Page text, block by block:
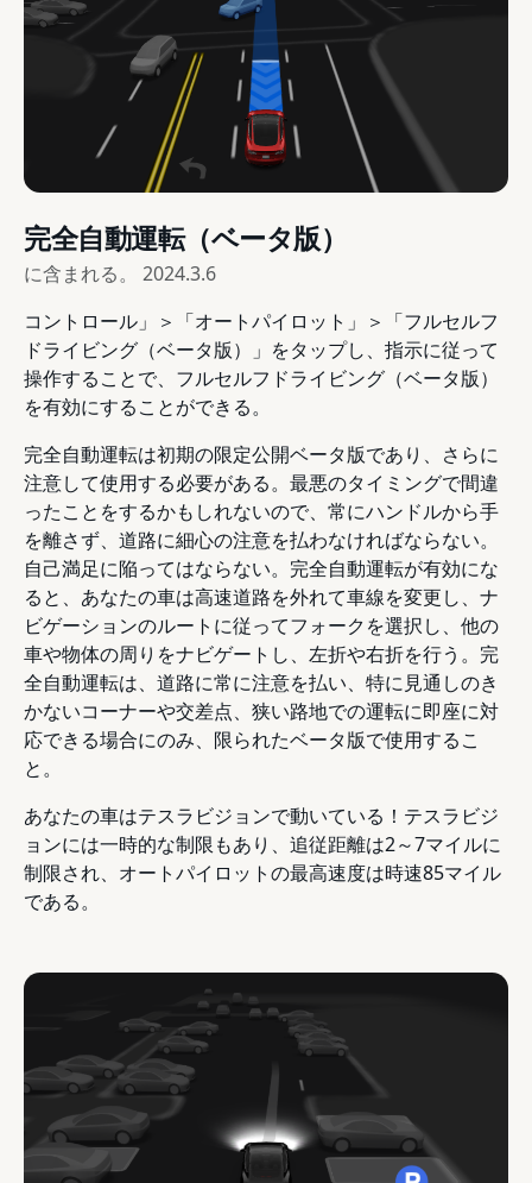
完全自動運転（ベータ版）
に含まれる。 2024.3.6
コントロール」＞「オートパイロット」＞「フルセルフ
ドライビング（ベータ版）」をタップし、指示に従って
操作することで、フルセルフドライビング（ベータ版）
を有効にすることができる。
完全自動運転は初期の限定公開ベータ版であり、さらに
注意して使用する必要がある。最悪のタイミングで間違
ったことをするかもしれないので、常にハンドルから手
を離さず、道路に細心の注意を払わなければならない。
自己満足に陥ってはならない。完全自動運転が有効にな
ると、あなたの車は高速道路を外れて車線を変更し、ナ
ビゲーションのルートに従ってフォークを選択し、他の
車や物体の周りをナビゲートし、左折や右折を行う。完
全自動運転は、道路に常に注意を払い、特に見通しのき
かないコーナーや交差点、狭い路地での運転に即座に対
応できる場合にのみ、限られたベータ版で使用するこ
と。
あなたの車はテスラビジョンで動いている！テスラビジ
ョンには一時的な制限もあり、追従距離は2～7マイルに
制限され、オートパイロットの最高速度は時速85マイル
である。